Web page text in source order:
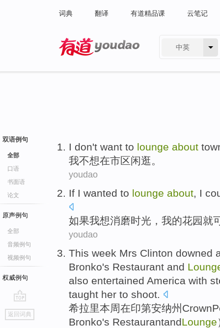
词典 翻译 有道精品课 云笔记
中英
双语例句
全部
口语
书面语
论文
原声例句
全部
音频例句
视频例句
权威例句
go
top
返回词典
I don't want to lounge about
我不想在市区闲逛。
youdao
If I wanted to lounge about, I
如果我想消磨时光，我的花园就
youdao
This week Mrs Clinton downed
Bronko's Restaurant and
also entertained America with
taught her to shoot
希拉里本周在印第安纳州
Bronko's RestaurantandLounge